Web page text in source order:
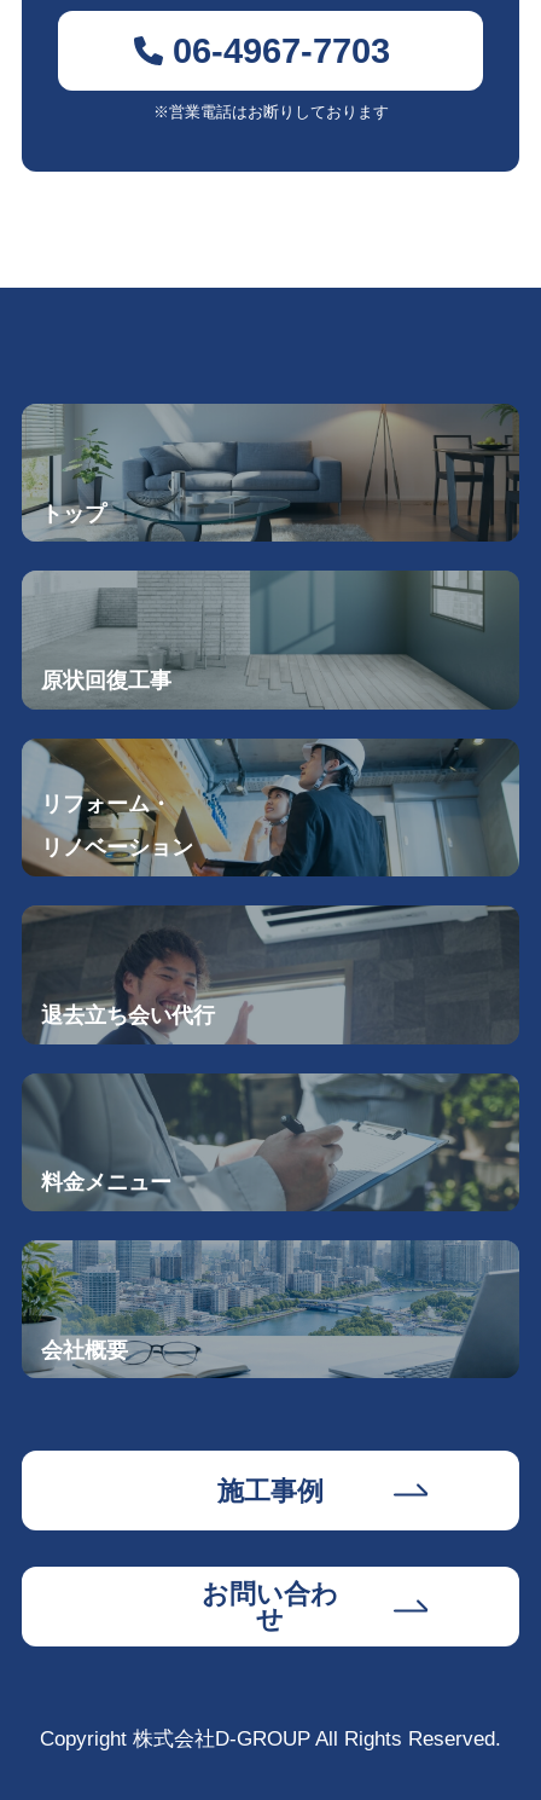
06-4967-7703
※営業電話はお断りしております
トップ
原状回復工事
リフォーム・
リノベーション
退去立ち会い代行
料金メニュー
会社概要
施工事例
お問い合わ
せ
Copyright 株式会社D-GROUP All Rights Reserved.